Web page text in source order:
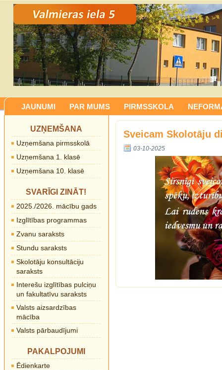
JAUNUMI PAR MUMS PIRMSSKOLA
UZŅEMŠANA
Uzņemšana pirmsskolā
Uzņemšana 1. klasē
Uzņemšana 10. klasē
SVARĪGI ZINĀT!
2025./2026. mācību gads
Izglītības programmas
Zvanu saraksts
Stundu saraksts
Skolotāju konsultāciju
saraksts
Interešu izglītības pulciņu
un fakultatīvu saraksts
Valsts aizsardzības
mācība
Valsts pārbaudījumi
PAKALPOJUMI
Ēdienkarte
Sveicam Skolotāju
03-10-2025